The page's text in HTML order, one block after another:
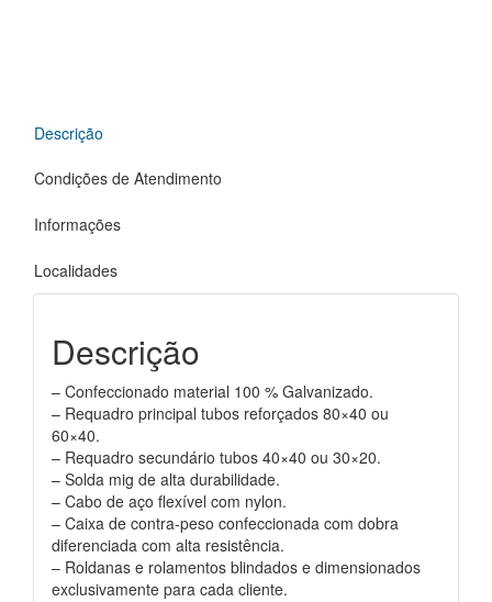
Descrição
Condições de Atendimento
Informações
Localidades
Descrição
– Confeccionado material 100 % Galvanizado.
– Requadro principal tubos reforçados 80×40 ou
60×40.
– Requadro secundário tubos 40×40 ou 30×20.
– Solda mig de alta durabilidade.
– Cabo de aço flexível com nylon.
– Caixa de contra-peso confeccionada com dobra
diferenciada com alta resistência.
– Roldanas e rolamentos blindados e dimensionados
exclusivamente para cada cliente.